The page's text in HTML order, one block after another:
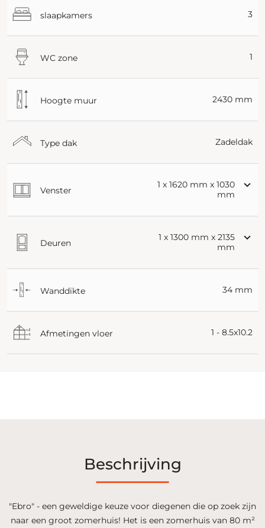
slaapkamers 3
WC zone 1
Hoogte muur 2430 mm
Type dak Zadeldak
Venster
1 x 1620 mm x 1030
mm
Deuren
1 x 1300 mm x 2135
mm
Wanddikte 34 mm
Afmetingen vloer 1 - 8.5x10.2
Beschrijving
"Ebro" - een geweldige keuze voor diegenen die op zoek zijn
naar een groot zomerhuis! Het is een zomerhuis van 80 m²